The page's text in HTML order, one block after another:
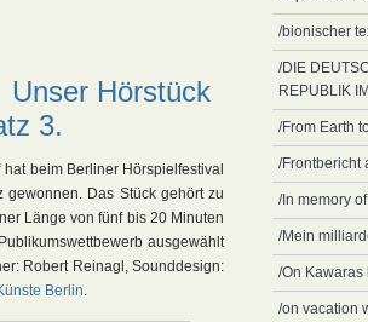
Hörstück
3.
beim Berliner Hörspielfestival
Das Stück gehört zu
Länge von fünf bis 20 Minuten
ausgewählt
Robert Reinagl, Sounddesign:
Berlin.
/bionischer
/DIE
REPUBLIK
/From Earth
/Frontbericht
/In memory
/Mein
/On Kawaras
/on vacation